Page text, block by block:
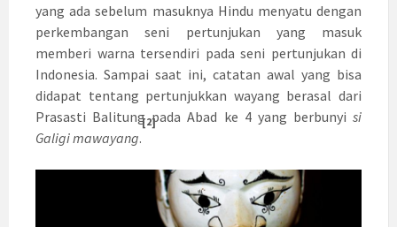
yang ada sebelum masuknya Hindu menyatu dengan
perkembangan seni pertunjukan yang masuk
memberi warna tersendiri pada seni pertunjukan di
Indonesia. Sampai saat ini, catatan awal yang bisa
didapat tentang pertunjukkan wayang berasal dari
Prasasti Balitung pada Abad ke 4 yang berbunyi si
Galigi mawayang.
[2]